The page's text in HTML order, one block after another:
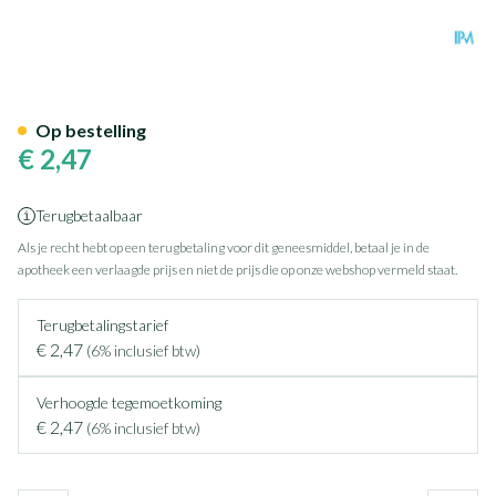
€ 2,47
Terugbetaalbaar
Als je recht hebt op een terugbetaling voor dit geneesmiddel, betaal je in de
apotheek een verlaagde prijs en niet de prijs die op onze webshop vermeld staat.
Terugbetalingstarief
€ 2,47 (6% inclusief btw)
Verhoogde tegemoetkoming
€ 2,47 (6% inclusief btw)
Op bestelling